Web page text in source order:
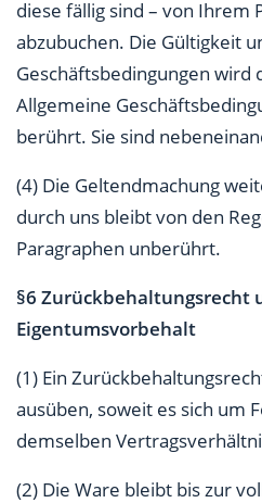
diese fällig sind – von Ihrem
abzubuchen. Die Gültigkeit
Geschäftsbedingungen wird
Allgemeine
berührt. Sie sind
(4) Die Geltendmachung
durch uns bleibt von den
Paragraphen unberührt.
§6 Zurückbehaltungsrecht
Eigentumsvorbehalt
(1) Ein
ausüben, soweit es sich um
demselben
(2) Die Ware bleibt bis zur